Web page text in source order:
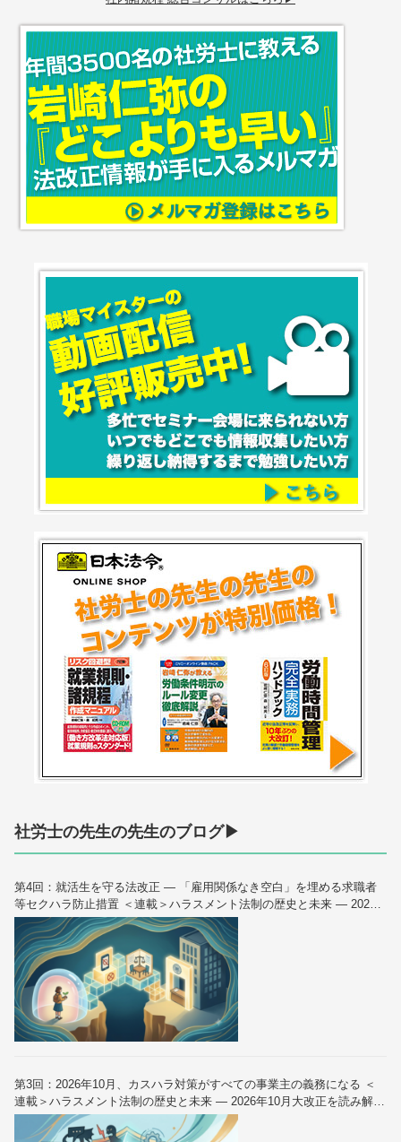
社労士の先生の先生のブログ▶
第4回：就活生を守る法改正 — 「雇用関係なき空白」を埋める求職者
等セクハラ防止措置 ＜連載＞ハラスメント法制の歴史と未来 — 2026
年10月大改正を読み解く（全6回）
第3回：2026年10月、カスハラ対策がすべての事業主の義務になる ＜
連載＞ハラスメント法制の歴史と未来 — 2026年10月大改正を読み解く
（全6回）